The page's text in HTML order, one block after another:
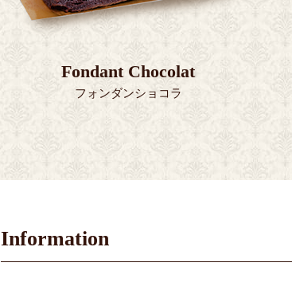
Fondant Chocolat
フォンダンショコラ
Information